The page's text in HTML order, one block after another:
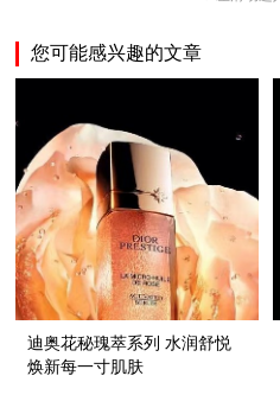
您可能感兴趣的文章
迪奥花秘瑰萃系列 水润舒悦
焕新每一寸肌肤